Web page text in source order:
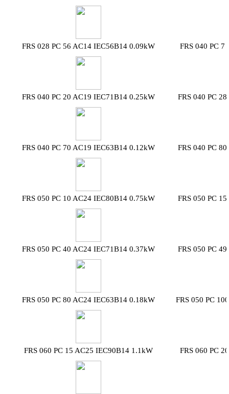
FRS 028 PC 56 AC14 IEC56B14 0.09kW FRS 040 PC
FRS 040 PC 20 AC19 IEC71B14 0.25kW FRS 040 PC
FRS 040 PC 70 AC19 IEC63B14 0.12kW FRS 040 PC
FRS 050 PC 10 AC24 IEC80B14 0.75kW FRS 050 PC
FRS 050 PC 40 AC24 IEC71B14 0.37kW FRS 050 PC
FRS 050 PC 80 AC24 IEC63B14 0.18kW FRS 050 PC
FRS 060 PC 15 AC25 IEC90B14 1.1kW FRS 060 PC